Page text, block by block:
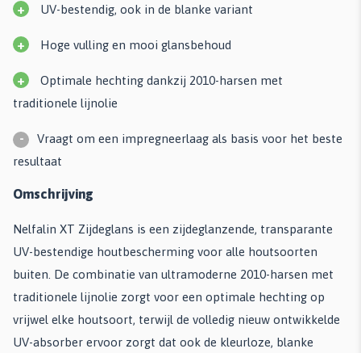
+ UV-bestendig, ook in de blanke variant
+ Hoge vulling en mooi glansbehoud
+
Optimale hechting dankzij 2010-harsen met
traditionele lijnolie
-
Vraagt om een impregneerlaag als basis voor het beste
resultaat
Omschrijving
Nelfalin XT Zijdeglans is een zijdeglanzende, transparante
UV-bestendige houtbescherming voor alle houtsoorten
buiten. De combinatie van ultramoderne 2010-harsen met
traditionele lijnolie zorgt voor een optimale hechting op
vrijwel elke houtsoort, terwijl de volledig nieuw ontwikkelde
UV-absorber ervoor zorgt dat ook de kleurloze, blanke